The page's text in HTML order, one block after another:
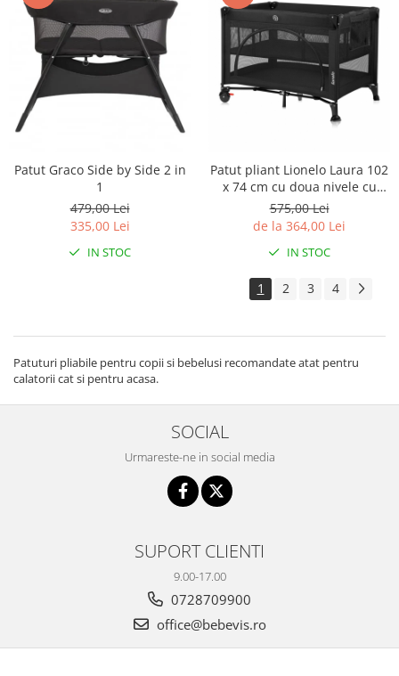
Patut Graco Side by Side 2 in
1
479,00 Lei
335,00 Lei
IN STOC
Patut pliant Lionelo Laura 102
x 74 cm cu doua nivele cu
functie de tarc cu roti
575,00 Lei
de la 364,00 Lei
IN STOC
1 2 3 4
Patuturi pliabile pentru copii si bebelusi recomandate atat pentru
calatorii cat si pentru acasa.
SOCIAL
Urmareste-ne in social media
SUPORT CLIENTI
9.00-17.00
0728709900
office@bebevis.ro